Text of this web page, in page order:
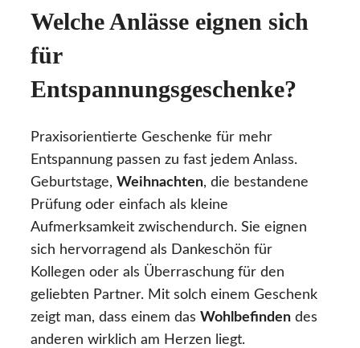
Welche Anlässe eignen sich
für
Entspannungsgeschenke?
Praxisorientierte Geschenke für mehr
Entspannung passen zu fast jedem Anlass.
Geburtstage, Weihnachten, die bestandene
Prüfung oder einfach als kleine
Aufmerksamkeit zwischendurch. Sie eignen
sich hervorragend als Dankeschön für
Kollegen oder als Überraschung für den
geliebten Partner. Mit solch einem Geschenk
zeigt man, dass einem das Wohlbefinden des
anderen wirklich am Herzen liegt.